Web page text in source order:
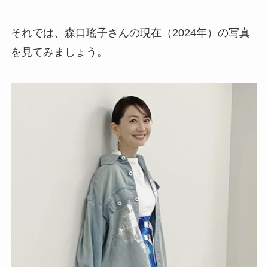
それでは、森口瑤子さんの現在（2024年）の写真
を見てみましょう。